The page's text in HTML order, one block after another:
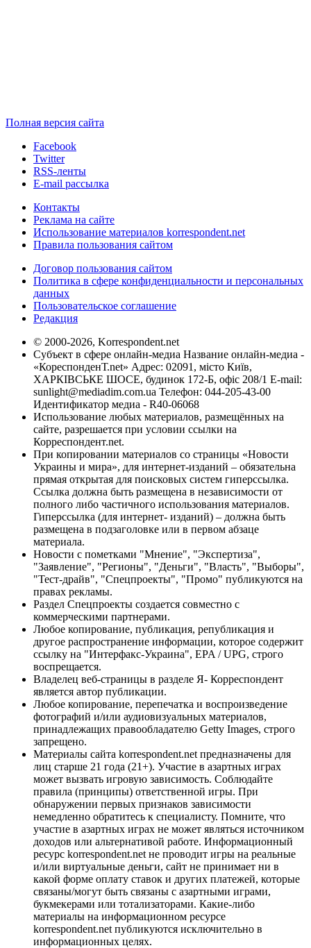
Полная версия сайта
Facebook
Twitter
RSS-ленты
E-mail рассылка
Контакты
Реклама на сайте
Использование материалов korrespondent.net
Правила пользования сайтом
Договор пользования сайтом
Политика в сфере конфиденциальности и персональных
данных
Пользовательское соглашение
Редакция
© 2000-2026, Korrespondent.net
Субъект в сфере онлайн-медиа Название онлайн-медиа -
«КореспонденТ.net» Адрес: 02091, місто Київ,
ХАРКІВСЬКЕ ШОСЕ, будинок 172-Б, офіс 208/1 E-mail:
sunlight@mediadim.com.ua Телефон: 044-205-43-00
Идентификатор медиа - R40-06068
Использование любых материалов, размещённых на
сайте, разрешается при условии ссылки на
Корреспондент.net.
При копировании материалов со страницы «Новости
Украины и мира», для интернет-изданий – обязательна
прямая открытая для поисковых систем гиперссылка.
Ссылка должна быть размещена в независимости от
полного либо частичного использования материалов.
Гиперссылка (для интернет- изданий) – должна быть
размещена в подзаголовке или в первом абзаце
материала.
Новости с пометками "Мнение", "Экспертиза",
"Заявление", "Регионы", "Деньги", "Власть", "Выборы",
"Тест-драйв", "Спецпроекты", "Промо" публикуются на
правах рекламы.
Раздел Спецпроекты создается совместно с
коммерческими партнерами.
Любое копирование, публикация, републикация и
другое распространение информации, которое содержит
ссылку на "Интерфакс-Украина", EPA / UPG, строго
воспрещается.
Владелец веб-страницы в разделе Я- Корреспондент
является автор публикации.
Любое копирование, перепечатка и воспроизведение
фотографий и/или аудиовизуальных материалов,
принадлежащих правообладателю Getty Images, строго
запрещено.
Материалы сайта korrespondent.net предназначены для
лиц старше 21 года (21+). Участие в азартных играх
может вызвать игровую зависимость. Соблюдайте
правила (принципы) ответственной игры. При
обнаружении первых признаков зависимости
немедленно обратитесь к специалисту. Помните, что
участие в азартных играх не может являться источником
доходов или альтернативой работе. Информационный
ресурс korrespondent.net не проводит игры на реальные
и/или виртуальные деньги, сайт не принимает ни в
какой форме оплату ставок и других платежей, которые
связаны/могут быть связаны с азартными играми,
букмекерами или тотализаторами. Какие-либо
материалы на информационном ресурсе
korrespondent.net публикуются исключительно в
информационных целях.